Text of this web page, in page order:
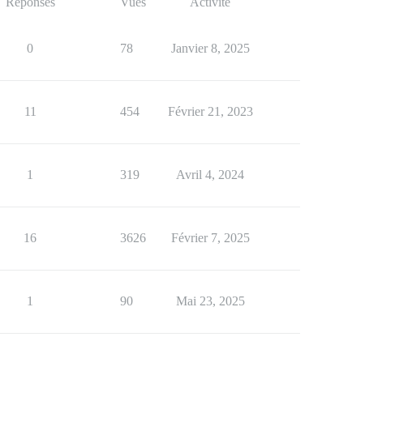
0 78 Janvier 8, 2025
11 454 Février 21, 2023
1 319 Avril 4, 2024
16 3626 Février 7, 2025
1 90 Mai 23, 2025